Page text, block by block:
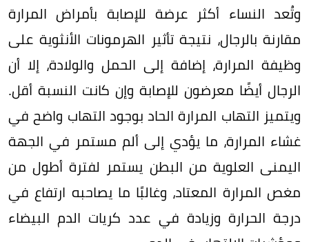
وتُعد النساء أكثر عرضة للإصابة بأمراض المرارة
مقارنة بالرجال، نتيجة تأثير الهرمونات الأنثوية على
وظيفة المرارة، إضافة إلى الحمل والولادة، إلا أن
الرجال أيضًا معرضون للإصابة وإن كانت النسبة أقل.
ويتميز التهاب المرارة الحاد بوجود التهاب واضح في
غشاء المرارة، ما يؤدي إلى ألم مستمر في الجهة
اليمنى العلوية من البطن يستمر لفترة أطول من
مغص المرارة المعتاد، وغالبًا ما يصاحبه ارتفاع في
درجة الحرارة وزيادة في عدد كريات الدم البيضاء